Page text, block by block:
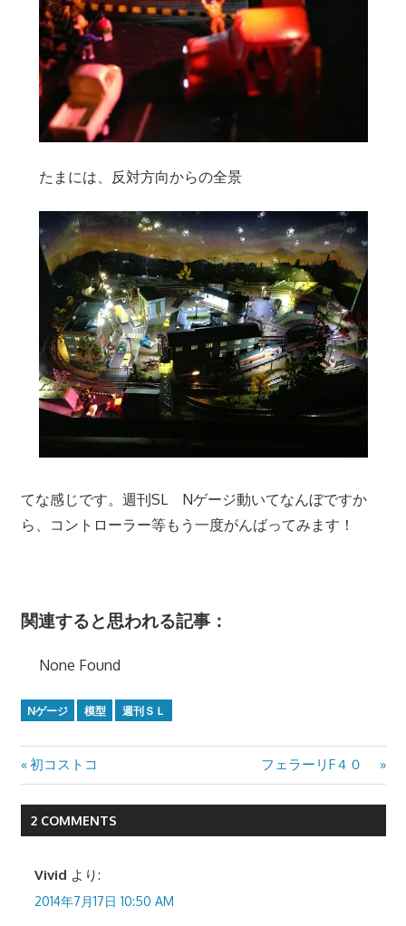
たまには、反対方向からの全景
てな感じです。週刊SL Nゲージ動いてなんぼですか
ら、コントローラー等もう一度がんばってみます！
関連すると思われる記事：
None Found
Nゲージ 模型 週刊ＳＬ
投
稿
ナ
ビ
ゲ
Previous
Post:
初コストコ
Next
Post:
フェラーリF４０
2 COMMENTS
Vivid より:
2014年7月17日 10:50 AM